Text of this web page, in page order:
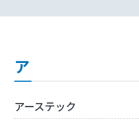
ア
アーステック